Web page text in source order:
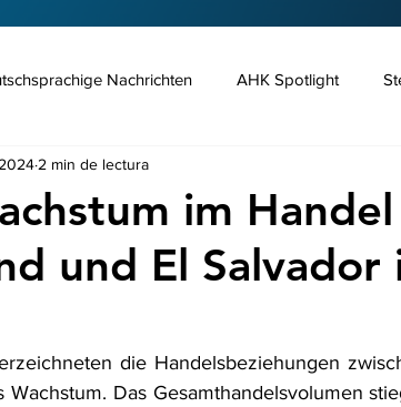
Nachrichten AHK Spotlight
De nuestros Socios
im
und El Salvador
2 min de lectura
die Handelsbeziehungen
Wachstum. Das Gesamthandelsvolumen